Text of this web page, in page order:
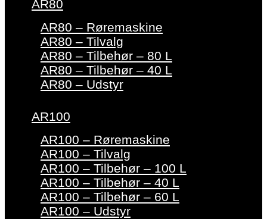
AR80
AR80 – Røremaskine
AR80 – Tilvalg
AR80 – Tilbehør – 80 L
AR80 – Tilbehør – 40 L
AR80 – Udstyr
AR100
AR100 – Røremaskine
AR100 – Tilvalg
AR100 – Tilbehør – 100 L
AR100 – Tilbehør – 40 L
AR100 – Tilbehør – 60 L
AR100 – Udstyr